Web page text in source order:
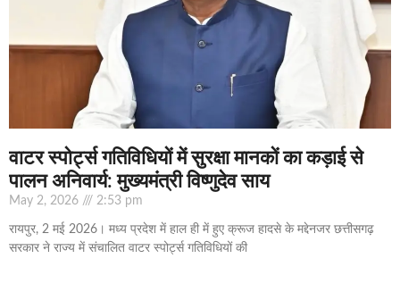
वाटर स्पोर्ट्स गतिविधियों में सुरक्षा मानकों का कड़ाई से
पालन अनिवार्य: मुख्यमंत्री विष्णुदेव साय
May 2, 2026 2:53 pm
रायपुर, 2 मई 2026। मध्य प्रदेश में हाल ही में हुए क्रूज हादसे के मद्देनजर छत्तीसगढ़
सरकार ने राज्य में संचालित वाटर स्पोर्ट्स गतिविधियों की